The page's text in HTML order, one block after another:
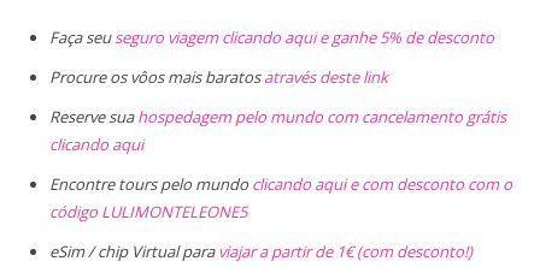
Faça seuseguro viagem clicando aqui e ganhe 5% de desconto
Procure os vôos mais baratosatravés deste link
Reserve suahospedagem pelo mundo com cancelamento grátis
clicando aqui
Encontre tours pelo mundo clicando aqui e com desconto com o
código LULIMONTELEONE5
eSim / chip Virtual paraviajar a partir de 1€ (com desconto!)